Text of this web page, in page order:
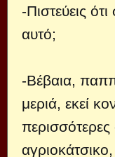
-Πιστεύεις
αυτό;
-Βέβαια,
μεριά, εκεί